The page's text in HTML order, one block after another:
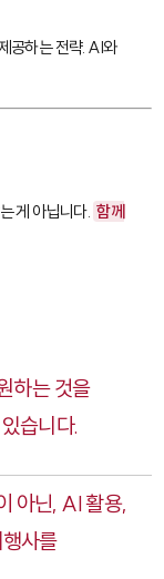
공하는 전략. AI와
게 아닙니다. 함께
하는 것을
습니다.
아닌, AI 활용,
사를